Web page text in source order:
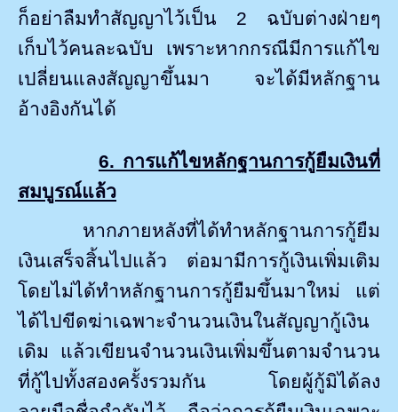
ก็อย่าลืมทำสัญญาไว้เป็น 2 ฉบับต่างฝ่ายๆ
เก็บไว้คนละฉบับ เพราะหากกรณีมีการแก้ไข
เปลี่ยนแลงสัญญาขึ้นมา จะได้มีหลักฐาน
อ้างอิงกันได้
6. การแก้ไขหลักฐานการกู้ยืมเงินที่
สมบูรณ์แล้ว
หากภายหลังที่ได้ทำหลักฐานการกู้ยืม
เงินเสร็จสิ้นไปแล้ว ต่อมามีการกู้เงินเพิ่มเติม
โดยไม่ได้ทำหลักฐานการกู้ยืมขึ้นมาใหม่ แต่
ได้ไปขีดฆ่าเฉพาะจำนวนเงินในสัญญากู้เงิน
เดิม แล้วเขียนจำนวนเงินเพิ่มขึ้นตามจำนวน
ที่กู้ไปทั้งสองครั้งรวมกัน โดยผู้กู้มิได้ลง